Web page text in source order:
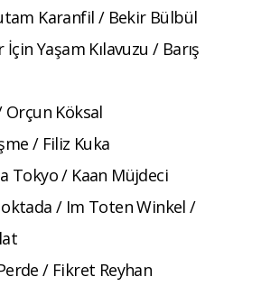
Karanfil / Bekir Bülbül
Yaşam Kılavuzu / Barış
Köksal
/ Filiz Kuka
Tokyo / Kaan Müjdeci
/ Im Toten Winkel /
/ Fikret Reyhan